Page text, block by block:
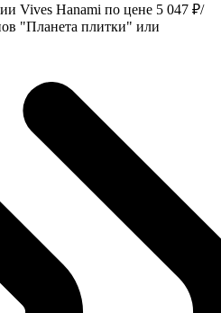
Vives Hanami по цене 5 047 ₽/
"Планета плитки" или